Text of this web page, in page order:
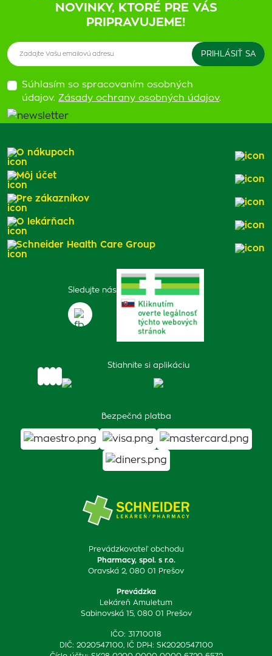
NOVINKY, KTORÉ PRE VÁS
PRIPRAVUJEME!
Súhlasím so spracovaním osobných
údajov. Zásady ochrany osobných údajov.
Prevádzkovateľ obchodu
Pharmacy, spol. s r.o.
Oravská 2, 080 01 Prešov
Prevádzka
Lekáreň Amuletum
Sabinovská 15, 080 01 Prešov
IČO: 31710018
DIČ: 2020547100, IČ DPH: SK2020547100
Sledujte nás
Stiahnite si aplikáciu
Bezpečná platba
O nákupoch
Môj účet
Pre zákazníkov
O lekárňach
Schneider Health Care Group